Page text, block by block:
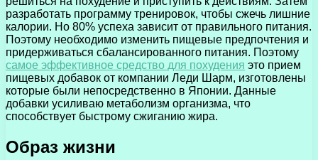
разработать программу тренировок, чтобы сжечь лишние
калории. Но 80% успеха зависит от правильного питания.
Поэтому необходимо изменить пищевые предпочтения и
придерживаться сбалансированного питания. Поэтому
самое эффективное средство для похудения это прием
пищевых добавок от компании Леди Шарм, изготовлены
которые были непосредственно в Японии. Данные
добавки усиливаю метаболизм организма, что
способствует быстрому сжиганию жира.
Образ жизни